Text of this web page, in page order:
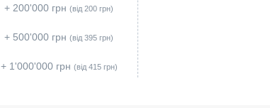
+ 200'000 грн (від 200 грн)
+ 500'000 грн (від 395 грн)
+ 1'000'000 грн (вiд 415 грн)